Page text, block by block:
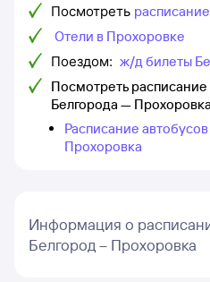
Посмотреть
Отели в Прохоровке
Поездом: ж/д билеты
Посмотреть расписание
Белгорода — Прохоровка
Расписание
Прохоровка
Информация о
Белгород – Прохоровка